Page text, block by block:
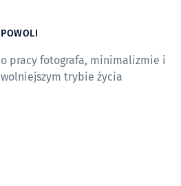
POWOLI
o pracy fotografa, minimalizmie i
wolniejszym trybie życia